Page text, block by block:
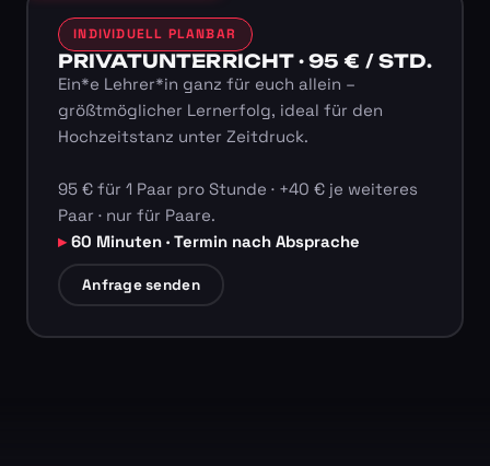
INDIVIDUELL PLANBAR
PRIVATUNTERRICHT · 95 € / STD.
Ein*e Lehrer*in ganz für euch allein –
größtmöglicher Lernerfolg, ideal für den
Hochzeitstanz unter Zeitdruck.
95 € für 1 Paar pro Stunde · +40 € je weiteres
Paar · nur für Paare.
60 Minuten · Termin nach Absprache
Anfrage senden